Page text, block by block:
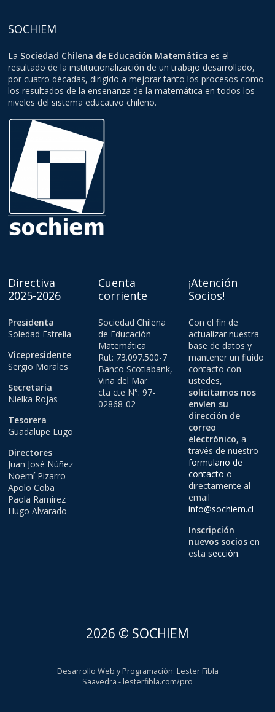
SOCHIEM
La Sociedad Chilena de Educación Matemática es el
resultado de la institucionalización de un trabajo desarrollado,
por cuatro décadas, dirigido a mejorar tanto los procesos como
los resultados de la enseñanza de la matemática en todos los
niveles del sistema educativo chileno.
Directiva
2025-2026
Presidenta
Soledad Estrella
Vicepresidente
Sergio Morales
Secretaria
Nielka Rojas
Tesorera
Guadalupe Lugo
Directores
Juan José Núñez
Noemí Pizarro
Apolo Coba
Paola Ramírez
Hugo Alvarado
Cuenta
corriente
Sociedad Chilena
de Educación
Matemática
Rut: 73.097.500-7
Banco Scotiabank,
Viña del Mar
cta cte N°: 97-
02868-02
¡Atención
Socios!
Con el fin de
actualizar nuestra
base de datos y
mantener un fluido
contacto con
ustedes,
solicitamos nos
envíen su
dirección de
correo
electrónico, a
través de nuestro
formulario de
contacto o
directamente al
email
info@sochiem.cl
Inscripción
nuevos sociosen
esta sección.
2026 © SOCHIEM
Desarrollo Web y Programación: Lester Fibla
Saavedra -lesterfibla.com/pro